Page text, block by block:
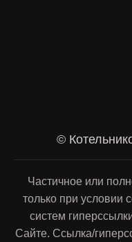
©
Частичное или
только при условии
систем
Сайте. Ссылка/